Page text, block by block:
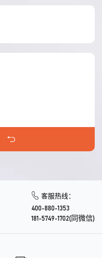
客服热线：
400-880-1353
181-5749-1702(同微信)